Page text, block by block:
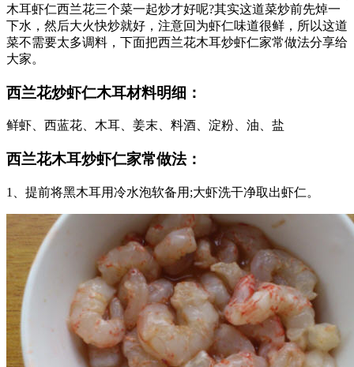
木耳虾仁西兰花三个菜一起炒才好呢?其实这道菜炒前先焯一
下水，然后大火快炒就好，注意回为虾仁味道很鲜，所以这道
菜不需要太多调料，下面把西兰花木耳炒虾仁家常做法分享给
大家。
西兰花炒虾仁木耳材料明细：
鲜虾、西蓝花、木耳、姜末、料酒、淀粉、油、盐
西兰花木耳炒虾仁家常做法：
1、提前将黑木耳用冷水泡软备用;大虾洗干净取出虾仁。